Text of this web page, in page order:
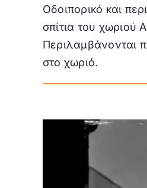
Οδοιπορικό και
σπίτια του χωριού
Περιλαμβάνονται
στο χωριό.